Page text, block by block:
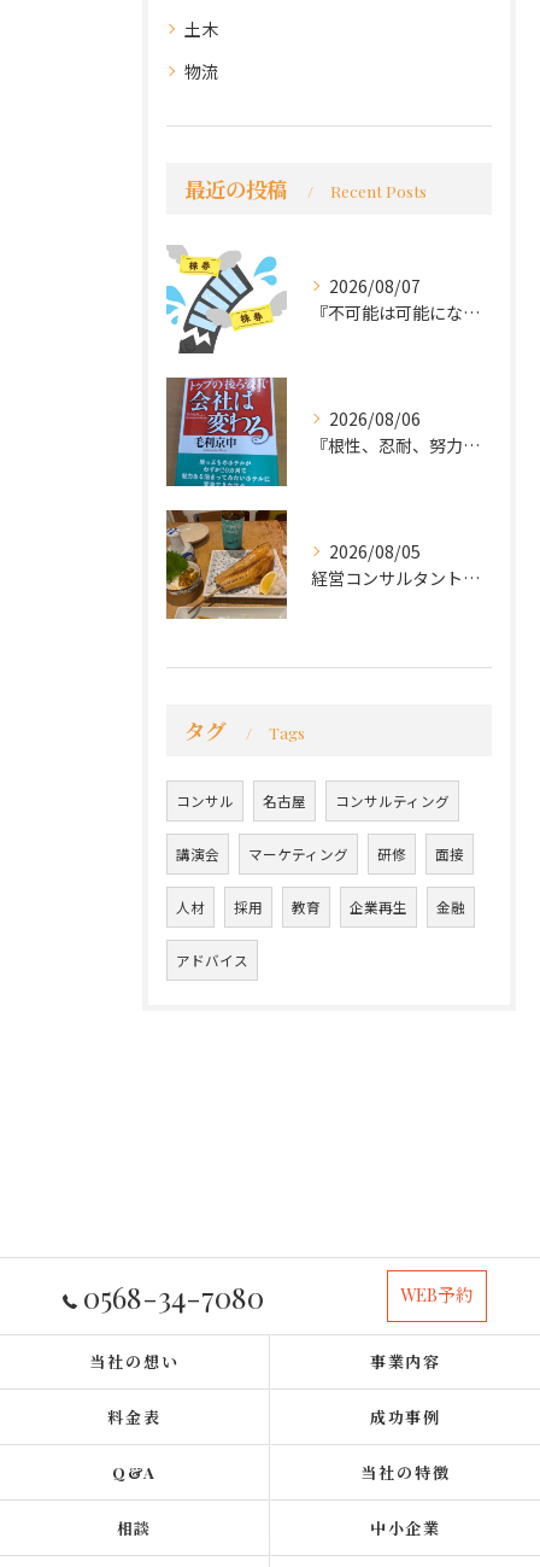
土木
物流
最近の投稿 Recent Posts
2026/08/07
『不可能は可能になる』
2026/08/06
『根性、忍耐、努力という言葉は死語なのか』
2026/08/05
経営コンサルタントのモーちゃん・毛利京申です。
タグ Tags
コンサル 名古屋 コンサルティング
講演会 マーケティング 研修 面接
人材 採用 教育 企業再生 金融
アドバイス
0568-34-7080 WEB予約
当社の想い 事業内容
料金表 成功事例
Q&A 当社の特徴
相談 中小企業